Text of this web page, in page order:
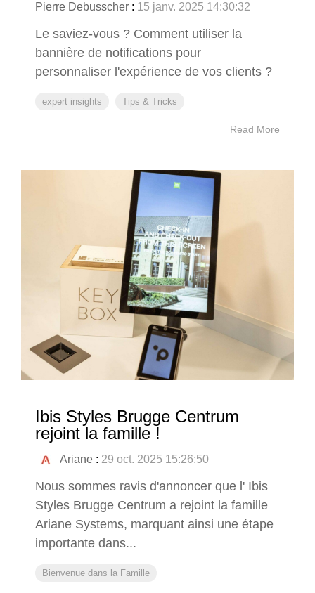
Pierre Debusscher : 15 janv. 2025 14:30:32
Le saviez-vous ? Comment utiliser la
bannière de notifications pour
personnaliser l'expérience de vos clients ?
expert insights Tips & Tricks
Read More
Ibis Styles Brugge Centrum
rejoint la famille !
Ariane : 29 oct. 2025 15:26:50
Nous sommes ravis d'annoncer que l' Ibis
Styles Brugge Centrum a rejoint la famille
Ariane Systems, marquant ainsi une étape
importante dans...
Bienvenue dans la Famille